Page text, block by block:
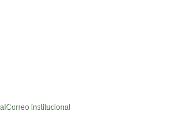
Correo Institucional